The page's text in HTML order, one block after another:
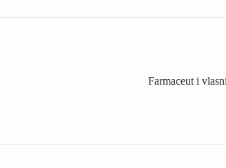
Farmaceut i